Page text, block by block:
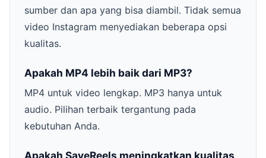
sumber dan apa yang bisa diambil. Tidak semua
video Instagram menyediakan beberapa opsi
kualitas.
Apakah MP4 lebih baik dari MP3?
MP4 untuk video lengkap. MP3 hanya untuk
audio. Pilihan terbaik tergantung pada
kebutuhan Anda.
Apakah SaveReels meningkatkan kualitas